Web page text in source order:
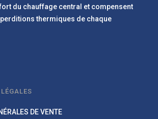
du chauffage central et compensent
thermiques de chaque
DE VENTE